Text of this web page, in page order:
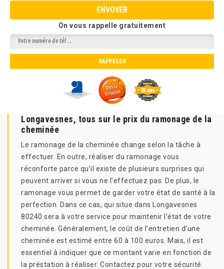
On vous rappelle gratuitement
Longavesnes, tous sur le prix du ramonage de la
cheminée
Le ramonage de la cheminée change selon la tâche à
effectuer. En outre, réaliser du ramonage vous
réconforte parce qu’il existe de plusieurs surprises qui
peuvent arriver si vous ne l’effectuez pas. De plus, le
ramonage vous permet de garder votre état de santé à la
perfection. Dans ce cas, qui situe dans Longavesnes
80240 sera à votre service pour maintenir l’état de votre
cheminée. Généralement, le coût de l’entretien d’une
cheminée est estimé entre 60 à 100 euros. Mais, il est
essentiel à indiquer que ce montant varie en fonction de
la préstation à réaliser. Contactez pour votre sécurité.